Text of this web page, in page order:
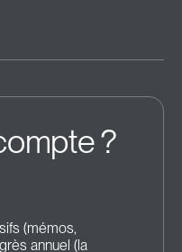
?
(mémos,
annuel (la